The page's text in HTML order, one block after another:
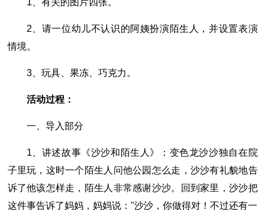
1、有关的图片四张。
2、请一位幼儿不认识的阿姨扮演陌生人，并设置表演
情境。
3、玩具、果冻、巧克力。
活动过程：
一、导入部分
1、讲述故事《沙沙和陌生人》：变色龙沙沙独自在院
子里玩，这时一个陌生人问他公园怎么走，沙沙有礼貌地告
诉了他该怎样走，陌生人非常感谢沙沙。回到家里，沙沙把
这件事告诉了妈妈，妈妈说："沙沙，你做得对！不过还有一